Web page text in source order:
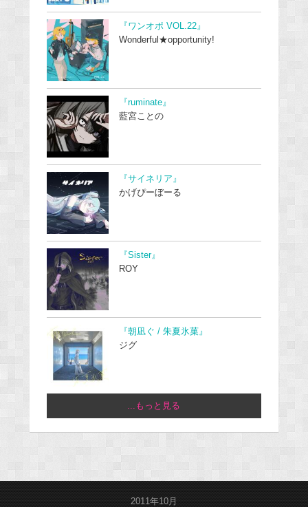
『ワンオポ VOL.22』
Wonderful★opportunity!
『ruminate』
藍宮ことの
『サイネリア』
かげぴーぼーる
『Sister』
ROY
『朝凪ぐ / 朱夏氷菓』
ジグ
...もっと見る
2011年10月